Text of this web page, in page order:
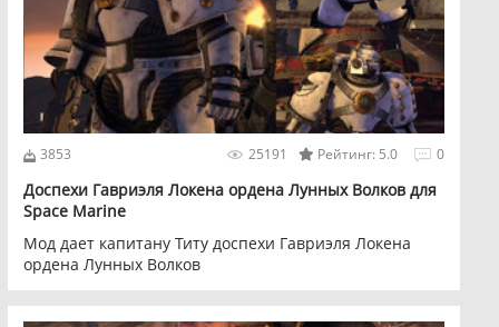
3853 0
Рейтинг: 5.0
25191
Доспехи Гавриэля Локена ордена Лунных Волков для
Space Marine
Мод дает капитану Титу доспехи Гавриэля Локена
ордена Лунных Волков